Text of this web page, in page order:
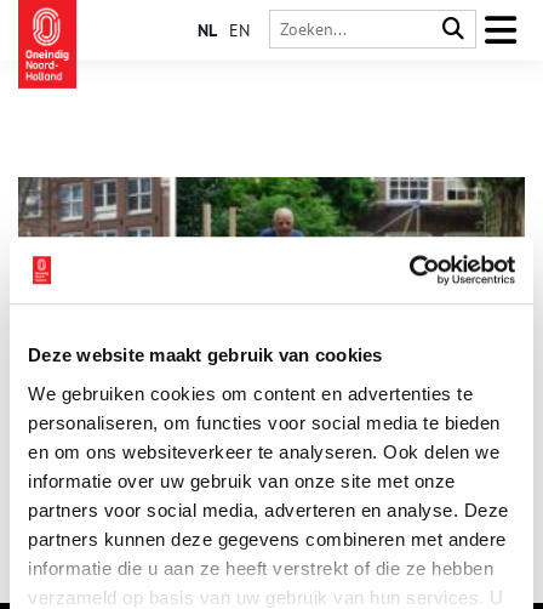
Deze website maakt gebruik van cookies
We gebruiken cookies om content en advertenties te
personaliseren, om functies voor social media te bieden
en om ons websiteverkeer te analyseren. Ook delen we
informatie over uw gebruik van onze site met onze
partners voor social media, adverteren en analyse. Deze
partners kunnen deze gegevens combineren met andere
informatie die u aan ze heeft verstrekt of die ze hebben
verzameld op basis van uw gebruik van hun services. U
NL EN
nalaten aan Stadsherstel
Woensdag 26 februari om 14.00 uur kunnen
erfgoedliefhebbers in het geschonken Huis Merkelbach aan de
Keizersgracht 374 terecht om geïnformeerd te worden over het
werk van Stadsherstel. Oud-notaris Ruud van Helden vertelt
hoe daar op verschillende manieren aan bijgedragen kan
worden. Want hoe kunnen we er met elkaar voor zorgen dat
monumenten gered en gerestaureerd worden, onder andere in
de 750 jaar oude stad Amsterdam?
1 min